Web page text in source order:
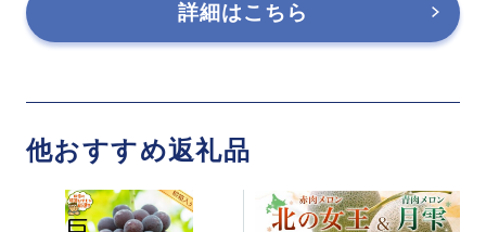
詳細はこちら
他おすすめ返礼品